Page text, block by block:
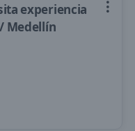
experiencia
Medellín